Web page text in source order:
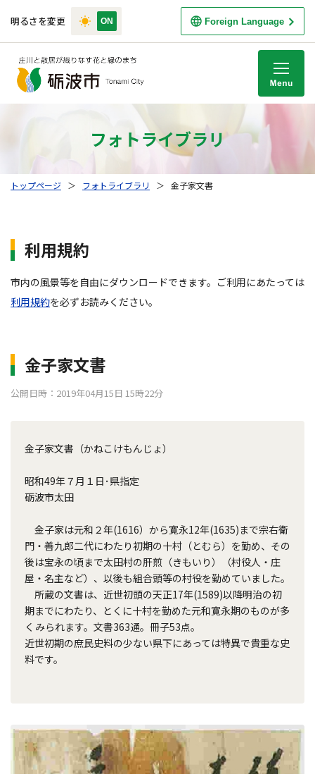
明るさを変更 Foreign Language
フォトライブラリ
トップページ ＞ フォトライブラリ ＞ 金子家文書
利用規約
市内の風景等を自由にダウンロードできます。ご利用にあたっては
利用規約を必ずお読みください。
金子家文書
公開日時：2019年04月15日 15時22分
金子家文書（かねこけもんじょ）
昭和49年７月１日･県指定
砺波市太田
金子家は元和２年(1616）から寛永12年(1635)まで宗右衛
門・善九郎二代にわたり初期の十村（とむら）を勤め、その
後は宝永の頃まで太田村の肝煎（きもいり）（村役人・庄
屋・名主など）、以後も組合頭等の村役を勤めていました。
所蔵の文書は、近世初頭の天正17年(1589)以降明治の初
期までにわたり、とくに十村を勤めた元和寛永期のものが多
くみられます。文書363通。冊子53点。
近世初期の庶民史料の少ない県下にあっては特異で貴重な史
料です。